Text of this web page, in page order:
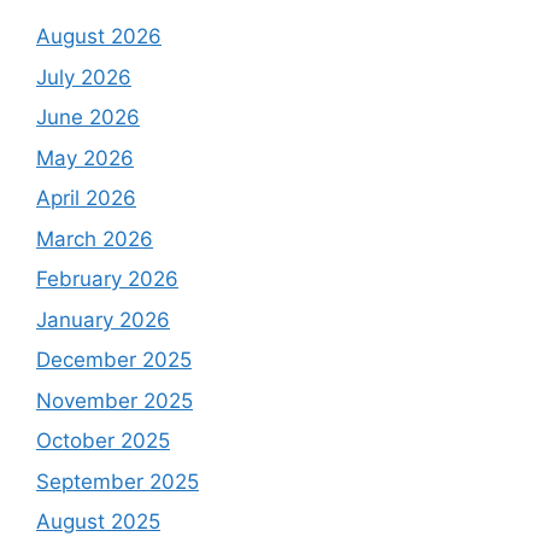
August 2026
July 2026
June 2026
May 2026
April 2026
March 2026
February 2026
January 2026
December 2025
November 2025
October 2025
September 2025
August 2025